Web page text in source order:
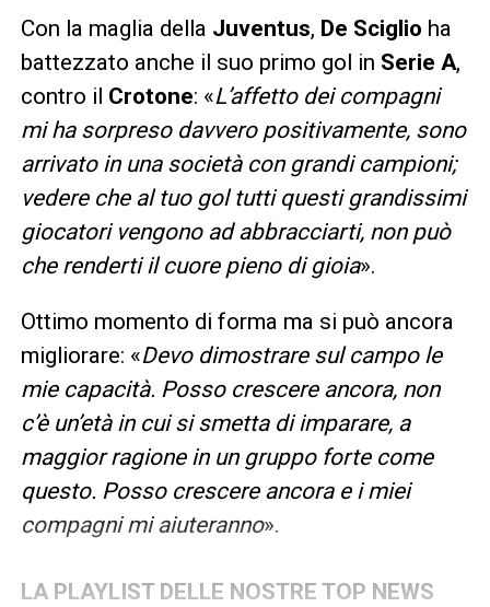
Con la maglia della Juventus, De Sciglio ha
battezzato anche il suo primo gol in Serie A,
contro il Crotone: «L’affetto dei compagni
mi ha sorpreso davvero positivamente, sono
arrivato in una società con grandi campioni;
vedere che al tuo gol tutti questi grandissimi
giocatori vengono ad abbracciarti, non può
che renderti il cuore pieno di gioia».
Ottimo momento di forma ma si può ancora
migliorare: «Devo dimostrare sul campo le
mie capacità. Posso crescere ancora, non
c’è un’età in cui si smetta di imparare, a
maggior ragione in un gruppo forte come
questo. Posso crescere ancora e i miei
compagni mi aiuteranno».
LA PLAYLIST DELLE NOSTRE TOP NEWS